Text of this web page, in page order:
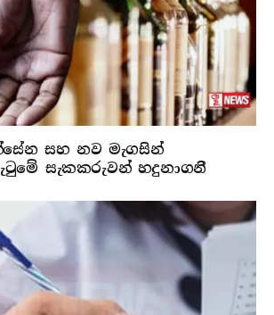
සහ නව මැගසින්
සැකකරුවන් හදුනාගනී